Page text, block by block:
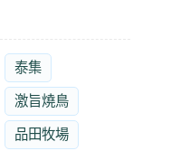
泰集
激旨燒鳥
品田牧場